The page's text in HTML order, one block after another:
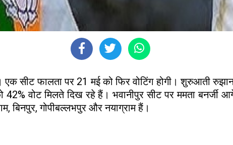
एक सीट फालता पर 21 मई को फिर वोटिंग होगी। शुरुआती
वोट मिलते दिख रहे हैं। भवानीपुर सीट पर ममता बनर्जी
बिनपुर, गोपीबल्लभपुर और नयाग्राम हैं।